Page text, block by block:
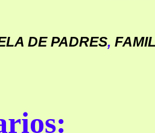
DE PADRES,